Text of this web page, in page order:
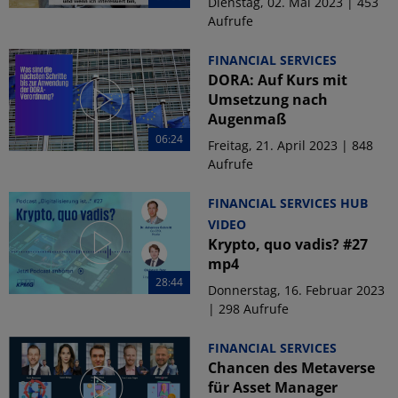
Aufrufe
06:24
FINANCIAL SERVICES
DORA: Auf Kurs mit
Umsetzung nach
Augenmaß
Freitag, 21. April 2023 | 848
Aufrufe
28:44
FINANCIAL SERVICES HUB
VIDEO
Krypto, quo vadis? #27
mp4
Donnerstag, 16. Februar 2023
| 298 Aufrufe
FINANCIAL SERVICES
Chancen des Metaverse
für Asset Manager